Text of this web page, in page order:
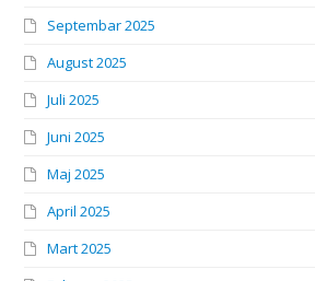
Septembar 2025
August 2025
Juli 2025
Juni 2025
Maj 2025
April 2025
Mart 2025